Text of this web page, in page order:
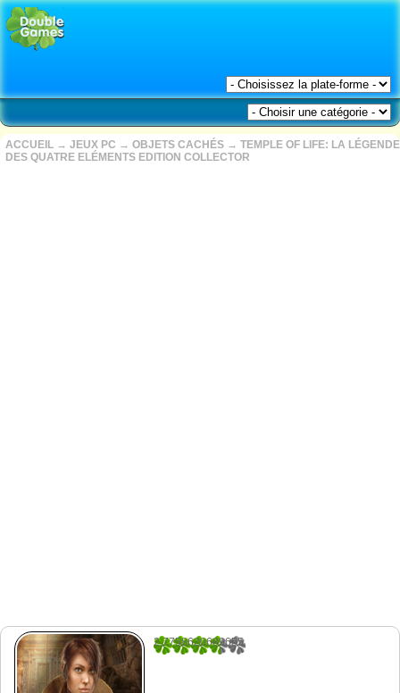
ACCUEIL → JEUX PC → OBJETS CACHÉS → TEMPLE OF LIFE: LA LÉGENDE
DES QUATRE ELÉMENTS EDITION COLLECTOR
2.7758620689655